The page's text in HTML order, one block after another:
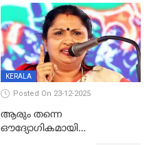
KERALA
Posted On 23-12-2025
ആരും തന്നെ
ഔദ്യോഗികമായി